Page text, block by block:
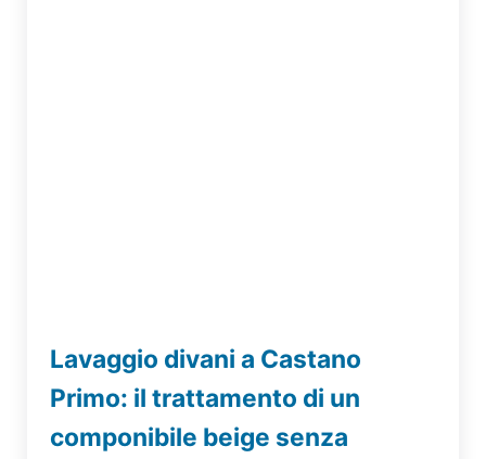
Lavaggio divani a Castano
Primo: il trattamento di un
componibile beige senza